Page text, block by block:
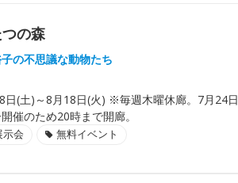
の森
の不思議な動物たち
日(土)～8月18日(火) ※毎週木曜休廊。7月24日
催のため20時まで開廊。
会 無料イベント